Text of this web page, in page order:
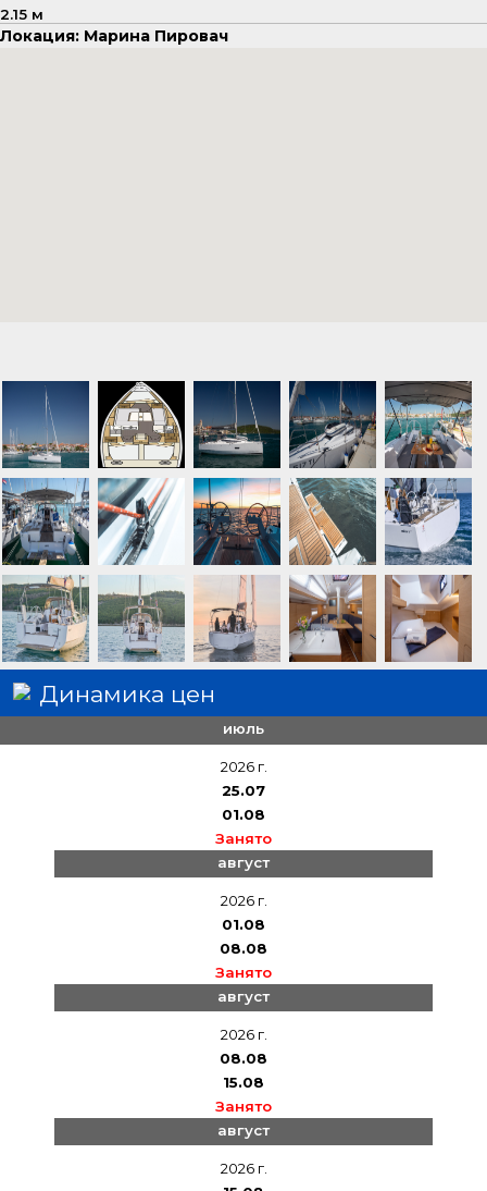
2.15 м
Локация: Марина Пировач
Динамика цен
июль
2026 г.
25.07
01.08
Занято
август
2026 г.
01.08
08.08
Занято
август
2026 г.
08.08
15.08
Занято
август
2026 г.